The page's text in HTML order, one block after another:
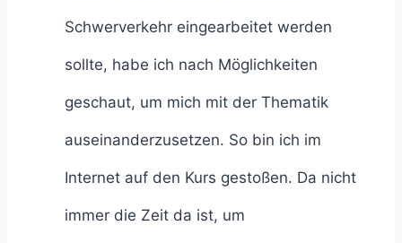
Schwerverkehr eingearbeitet werden
sollte, habe ich nach Möglichkeiten
geschaut, um mich mit der Thematik
auseinanderzusetzen. So bin ich im
Internet auf den Kurs gestoßen. Da nicht
immer die Zeit da ist, um